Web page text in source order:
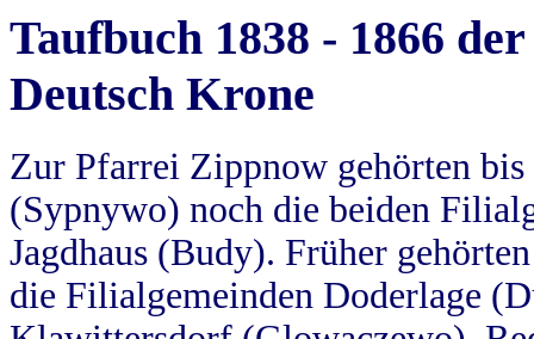
Taufbuch 1838 - 1866
Deutsch Krone
Zur Pfarrei Zippnow gehörten
(Sypnywo) noch die beiden
Jagdhaus (Budy). Früher
die Filialgemeinden Doderlage